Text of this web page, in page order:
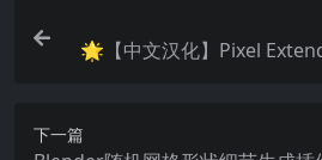
🌟【中文汉化】Pixel
下一篇